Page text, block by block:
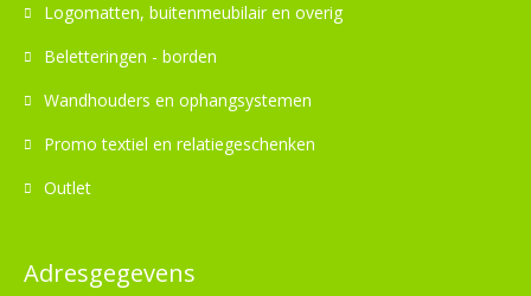
Adresgegevens
Logomatten, buitenmeubilair en overig
Beletteringen - borden
Wandhouders en ophangsystemen
Promo textiel en relatiegeschenken
Outlet